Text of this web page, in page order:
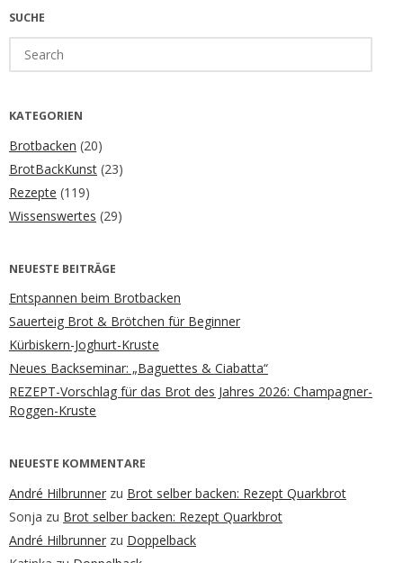
SUCHE
for:
KATEGORIEN
Brotbacken (20)
BrotBackKunst (23)
Rezepte (119)
Wissenswertes (29)
NEUESTE BEITRÄGE
Entspannen beim Brotbacken
Sauerteig Brot & Brötchen für Beginner
Kürbiskern-Joghurt-Kruste
Neues Backseminar: „Baguettes & Ciabatta“
REZEPT-Vorschlag für das Brot des Jahres 2026: Champagner-
Roggen-Kruste
NEUESTE KOMMENTARE
André Hilbrunner zu Brot selber backen: Rezept Quarkbrot
Sonja zu Brot selber backen: Rezept Quarkbrot
André Hilbrunner zu Doppelback